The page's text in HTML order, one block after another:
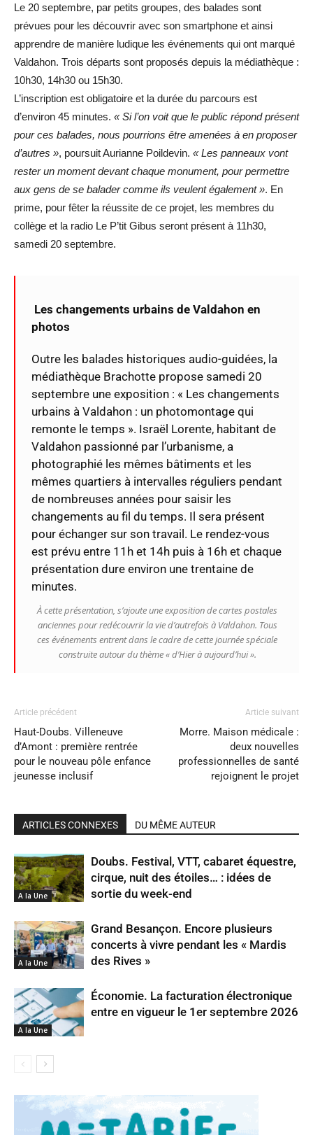
Le 20 septembre, par petits groupes, des balades sont
prévues pour les découvrir avec son smartphone et ainsi
apprendre de manière ludique les événements qui ont marqué
Valdahon. Trois départs sont proposés depuis la médiathèque :
10h30, 14h30 ou 15h30.
L’inscription est obligatoire et la durée du parcours est
d’environ 45 minutes. « Si l’on voit que le public répond présent
pour ces balades, nous pourrions être amenées à en proposer
d’autres », poursuit Aurianne Poildevin. « Les panneaux vont
rester un moment devant chaque monument, pour permettre
aux gens de se balader comme ils veulent également ». En
prime, pour fêter la réussite de ce projet, les membres du
collège et la radio Le P’tit Gibus seront présent à 11h30,
samedi 20 septembre.
Les changements urbains de Valdahon en
photos
Outre les balades historiques audio-guidées, la
médiathèque Brachotte propose samedi 20
septembre une exposition : « Les changements
urbains à Valdahon : un photomontage qui
remonte le temps ». Israël Lorente, habitant de
Valdahon passionné par l’urbanisme, a
photographié les mêmes bâtiments et les
mêmes quartiers à intervalles réguliers pendant
de nombreuses années pour saisir les
changements au fil du temps. Il sera présent
pour échanger sur son travail. Le rendez-vous
est prévu entre 11h et 14h puis à 16h et chaque
présentation dure environ une trentaine de
minutes.
À cette présentation, s’ajoute une exposition de cartes postales
anciennes pour redécouvrir la vie d’autrefois à Valdahon. Tous
ces événements entrent dans le cadre de cette journée spéciale
construite autour du thème « d’Hier à aujourd’hui ».
Article précédent
Haut-Doubs. Villeneuve
d’Amont : première rentrée
pour le nouveau pôle enfance
jeunesse inclusif
Article suivant
Morre. Maison médicale :
deux nouvelles
professionnelles de santé
rejoignent le projet
ARTICLES CONNEXES DU MÊME AUTEUR
A la Une
Doubs. Festival, VTT, cabaret équestre,
cirque, nuit des étoiles… : idées de
sortie du week-end
A la Une
Grand Besançon. Encore plusieurs
concerts à vivre pendant les « Mardis
des Rives »
A la Une
Économie. La facturation électronique
entre en vigueur le 1er septembre 2026